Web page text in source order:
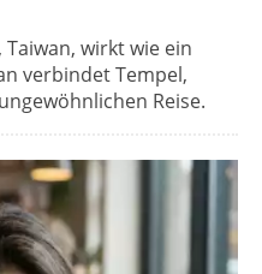
wirkt wie ein
verbindet Tempel,
Reise.